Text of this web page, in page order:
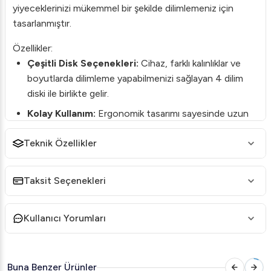
yiyeceklerinizi mükemmel bir şekilde dilimlemeniz için
tasarlanmıştır.
Özellikler:
Çeşitli Disk Seçenekleri: Cihaz, farklı kalınlıklar ve
boyutlarda dilimleme yapabilmenizi sağlayan 4 dilim
diski ile birlikte gelir.
Kolay Kullanım: Ergonomik tasarımı sayesinde uzun
süre rahatsızlık vermeden kullanılabilir.
Yüksek Verimlilik:
Dakikalar içinde büyük miktarlarda
ürün dilimleme kapasitesine sahiptir.
Güçlü Motor:Yüksek performanslı motoru sayesinde
sert gıdaları bile kolaylıkla dilimler.
Teknik Özellikler:
Teknik Özellikler
Taksit Seçenekleri
Kullanıcı Yorumları
Buna Benzer Ürünler